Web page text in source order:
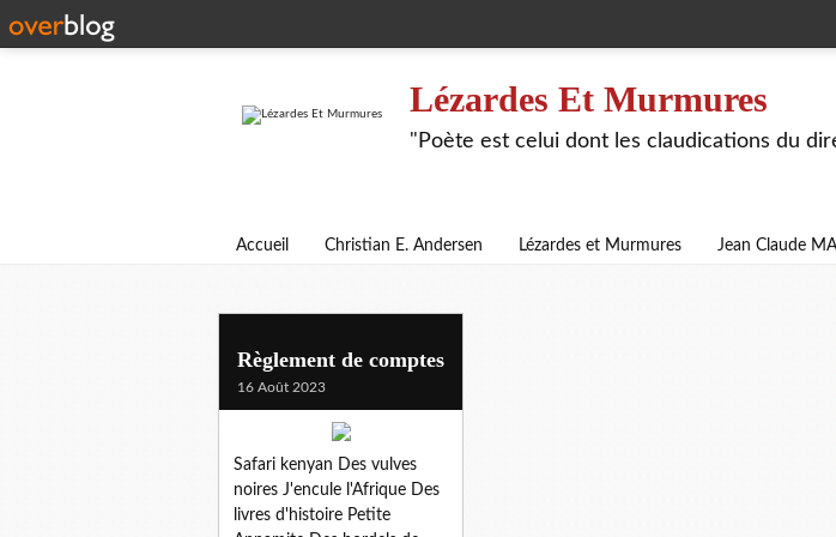
Lézardes Et Murmures
"Poète est celui dont les claudications du
Accueil Christian E. Andersen Lézardes et Murmures Jean Claude
Règlement de comptes
16 Août 2023
Safari kenyan Des vulves
noires J'encule l'Afrique Des
livres d'histoire Petite